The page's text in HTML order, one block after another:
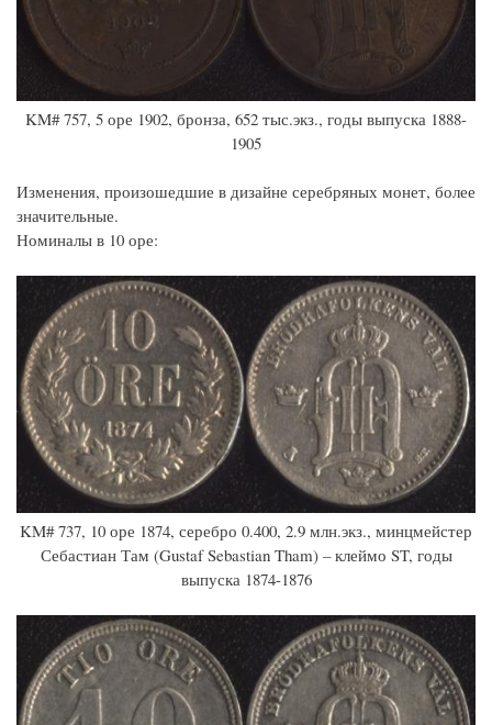
KM# 757, 5 оре 1902, бронза, 652 тыс.экз., годы выпуска 1888-
1905
Изменения, произошедшие в дизайне серебряных монет, более
значительные.
Номиналы в 10 оре:
KM# 737, 10 оре 1874, серебро 0.400, 2.9 млн.экз., минцмейстер
Себастиан Там (Gustaf Sebastian Tham) – клеймо ST, годы
выпуска 1874-1876